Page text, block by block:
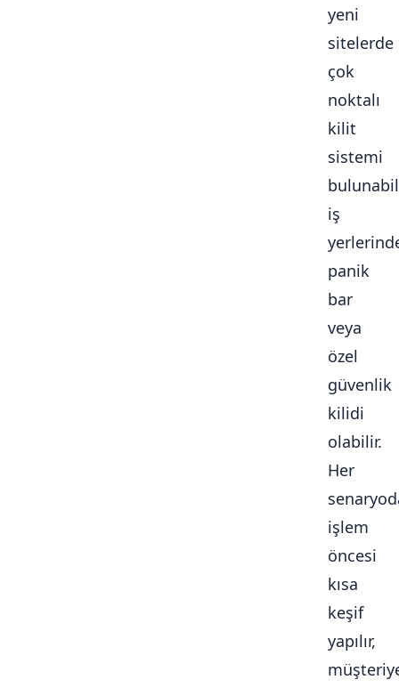
yeni
sitelerde
çok
noktalı
kilit
sistemi
iş
panik
bar
veya
özel
güvenlik
kilidi
olabilir.
Her
işlem
öncesi
kısa
keşif
yapılır,